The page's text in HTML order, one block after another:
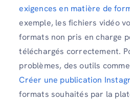
exigences en matière de
exemple, les fichiers vidéo
formats non pris en charge
téléchargés correctement.
problèmes, des outils
Créer une publication
formats souhaités par la